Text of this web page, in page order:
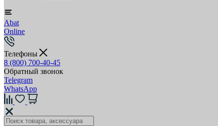
Abat
Online
Телефоны
8 (800) 700-40-45
Обратный звонок
Telegram
WhatsApp